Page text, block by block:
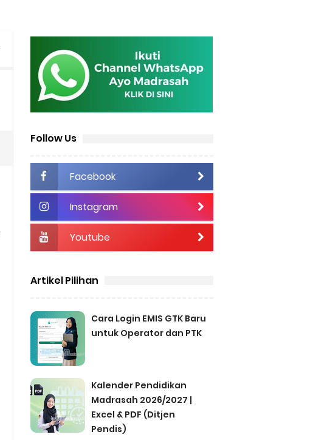
Follow Us
Facebook
Instagram
Youtube
Artikel Pilihan
Cara Login EMIS GTK Baru
untuk Operator dan PTK
Kalender Pendidikan
Madrasah 2026/2027 |
Excel & PDF (Ditjen
Pendis)